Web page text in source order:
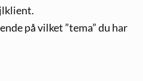
på vilket ”tema” du har